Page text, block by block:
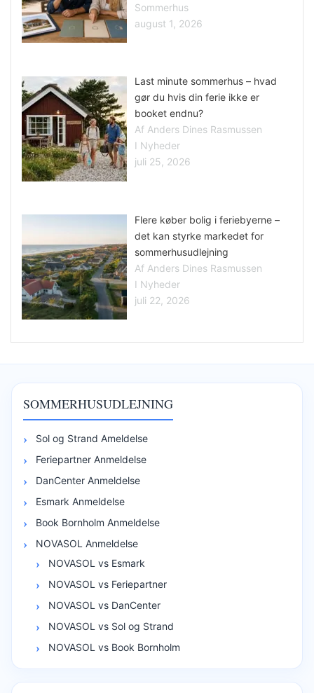
Sommerhus
august 1, 2026
Last minute sommerhus – hvad
gør du hvis din ferie ikke er
booket endnu?
Af Anders Dines Rasmussen
I Nyheder
juli 25, 2026
Flere køber bolig i feriebyerne –
det kan styrke markedet for
sommerhusudlejning
Af Anders Dines Rasmussen
I Nyheder
juli 22, 2026
SOMMERHUSUDLEJNING
Sol og Strand Ameldelse
Feriepartner Anmeldelse
DanCenter Anmeldelse
Esmark Anmeldelse
Book Bornholm Anmeldelse
NOVASOL Anmeldelse
NOVASOL vs Esmark
NOVASOL vs Feriepartner
NOVASOL vs DanCenter
NOVASOL vs Sol og Strand
NOVASOL vs Book Bornholm